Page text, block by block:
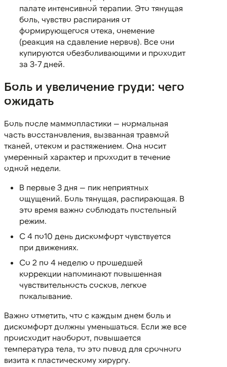
палате интенсивной терапии. Это тянущая
боль, чувство распирания от
формирующегося отека, онемение
(реакция на сдавление нервов). Все они
купируются обезболивающими и проходит
за 3-7 дней.
Боль и увеличение груди: чего
ожидать
Боль после маммопластики — нормальная
часть восстановления, вызванная травмой
тканей, отеком и растяжением. Она носит
умеренный характер и проходит в течение
одной недели.
В первые 3 дня — пик неприятных
ощущений. Боль тянущая, распирающая. В
это время важно соблюдать постельный
режим.
С 4 по10 день дискомфорт чувствуется
при движениях.
Со 2 по 4 неделю о прошедшей
коррекции напоминают повышенная
чувствительность сосков, легкое
покалывание.
Важно отметить, что с каждым днем боль и
дискомфорт должны уменьшаться. Если же все
происходит наоборот, повышается
температура тела, то это повод для срочного
визита к пластическому хирургу.